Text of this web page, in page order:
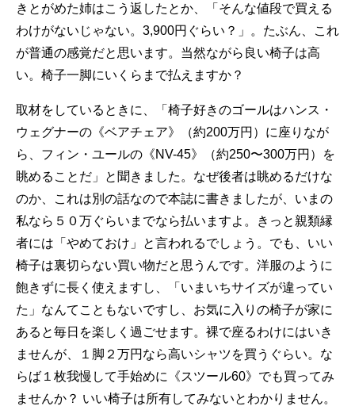
きとがめた姉はこう返したとか、「そんな値段で買える
わけがないじゃない。3,900円ぐらい？」。たぶん、これ
が普通の感覚だと思います。当然ながら良い椅子は高
い。椅子一脚にいくらまで払えますか？
取材をしているときに、「椅子好きのゴールはハンス・
ウェグナーの《ベアチェア》（約200万円）に座りなが
ら、フィン・ユールの《NV-45》（約250〜300万円）を
眺めることだ」と聞きました。なぜ後者は眺めるだけな
のか、これは別の話なので本誌に書きましたが、いまの
私なら５０万ぐらいまでなら払いますよ。きっと親類縁
者には「やめておけ」と言われるでしょう。でも、いい
椅子は裏切らない買い物だと思うんです。洋服のように
飽きずに長く使えますし、「いまいちサイズが違ってい
た」なんてこともないですし、お気に入りの椅子が家に
あると毎日を楽しく過ごせます。裸で座るわけにはいき
ませんが、１脚２万円なら高いシャツを買うぐらい。な
らば１枚我慢して手始めに《スツール60》でも買ってみ
ませんか？ いい椅子は所有してみないとわかりません。